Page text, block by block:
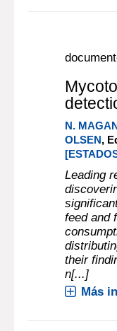
purpose’
specific
N.
OLSEN,
Leading